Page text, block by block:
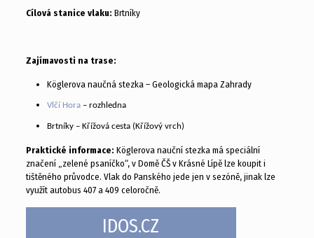
Cílová stanice vlaku: Brtníky
Zajímavosti na trase:
Köglerova naučná stezka – Geologická mapa Zahrady
Vlčí Hora– rozhledna
Brtníky – Křížová cesta (Křížový vrch)
Praktické informace: Köglerova nauční stezka má speciální
značení „zelené psaníčko“, v Domě ČŠ v Krásné Lípě lze koupit i
tištěného průvodce. Vlak do Panského jede jen v sezóně, jinak lze
využít autobus 407 a 409 celoročně.
IDOS.CZ